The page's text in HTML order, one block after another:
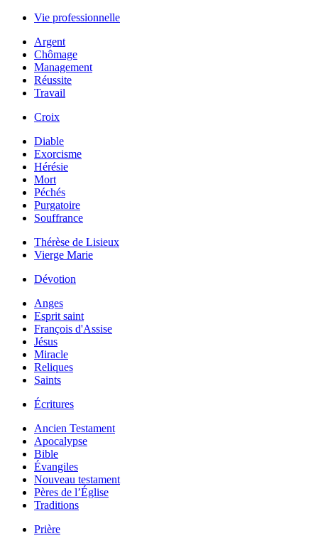
Vie professionnelle
Argent
Chômage
Management
Réussite
Travail
Croix
Diable
Exorcisme
Hérésie
Mort
Péchés
Purgatoire
Souffrance
Thérèse de Lisieux
Vierge Marie
Dévotion
Anges
Esprit saint
François d'Assise
Jésus
Miracle
Reliques
Saints
Écritures
Ancien Testament
Apocalypse
Bible
Évangiles
Nouveau testament
Pères de l’Église
Traditions
Prière